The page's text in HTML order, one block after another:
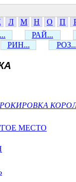
Л М Н О П
РАЙ...
РИН...
РОКИРОВКА
МЕСТО